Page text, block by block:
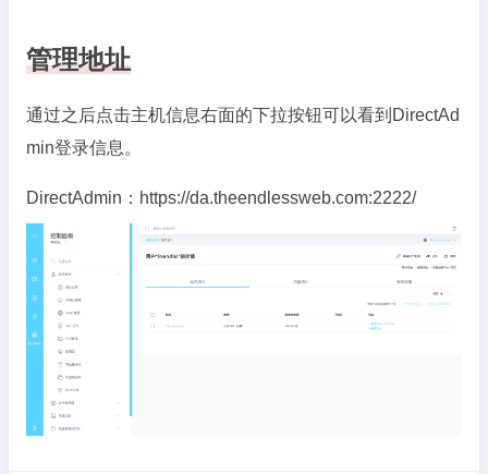
管理地址
通过之后点击主机信息右面的下拉按钮可以看到DirectAd
min登录信息。
DirectAdmin：https://da.theendlessweb.com:2222/